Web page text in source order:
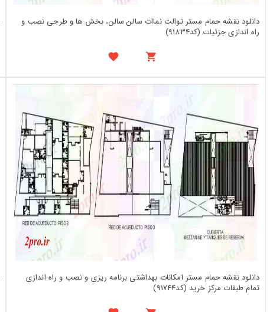
دانلود نقشه حمام مستر توالت نماات سالن سالن، بخش ها و طرحی نصب و
راه اندازی جزئیات (کد91834)
دانلود نقشه حمام مستر امکانات بهداشتی برنامه ریزی و نصب و راه اندازی
تمام طبقات مرکز خرید (کد91744)